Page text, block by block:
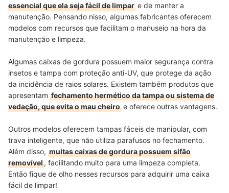
essencial que ela seja fácil de limpar e de manter a
manutenção. Pensando nisso, algumas fabricantes oferecem
modelos com recursos que facilitam o manuseio na hora da
manutenção e limpeza.
Algumas caixas de gordura possuem maior segurança contra
insetos e tampa com proteção anti-UV, que protege da ação
da incidência de raios solares. Existem também produtos que
apresentam fechamento hermético da tampa ou sistema de
vedação, que evita o mau cheiro e oferece outras vantagens.
Outros modelos oferecem tampas fáceis de manipular, com
trava inteligente, que não utiliza parafusos no fechamento.
Além disso, muitas caixas de gordura possuem sifão
removível, facilitando muito para uma limpeza completa.
Então fique de olho nesses recursos para adquirir uma caixa
fácil de limpar!